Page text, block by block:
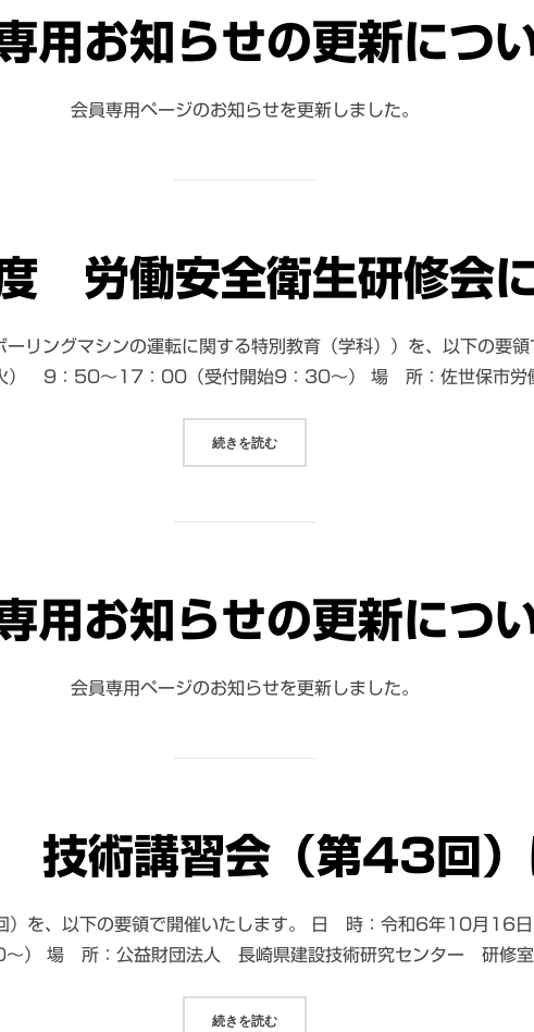
用お知らせの更新につ
会員専用ページのお知らせを更新しました。
労働安全衛生研修会
リングマシンの運転に関する特別教育（学科））を、以下の要
） 9：50～17：00（受付開始9：30～） 場 所：佐世保市労
続きを読む“令和７年度 労働安全衛生研修会について”
用お知らせの更新につ
会員専用ページのお知らせを更新しました。
技術講習会（第43回）
）を、以下の要領で開催いたします。 日 時：令和6年10月
～） 場 所：公益財団法人 長崎県建設技術研究セン
続きを読む“令和6年度 技術講習会（第43回）につい